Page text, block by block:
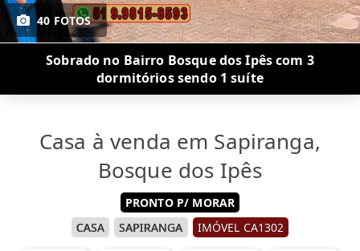
40 FOTOS
Sobrado no Bairro Bosque dos Ipês com 3
dormitórios sendo 1 suíte
Casa à venda em Sapiranga,
Bosque dos Ipês
PRONTO P/ MORAR
CASA
SAPIRANGA IMÓVEL CA1302